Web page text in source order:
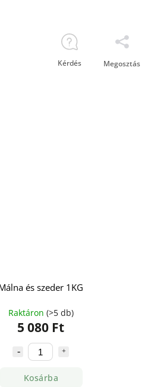
Kérdés Megosztás
és szeder 1KG
Raktáron (>5 db)
5 080 Ft
Kosárba